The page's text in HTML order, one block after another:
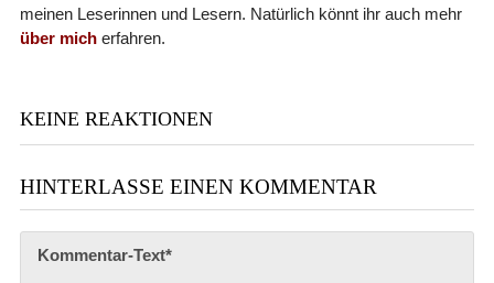
meinen Leserinnen und Lesern. Natürlich könnt ihr auch mehr
über micherfahren.
KEINE REAKTIONEN
HINTERLASSE EINEN KOMMENTAR